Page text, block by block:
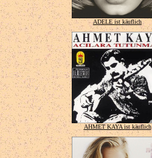
ADELE ist käuflich
AHMET KAYA ist käuflich